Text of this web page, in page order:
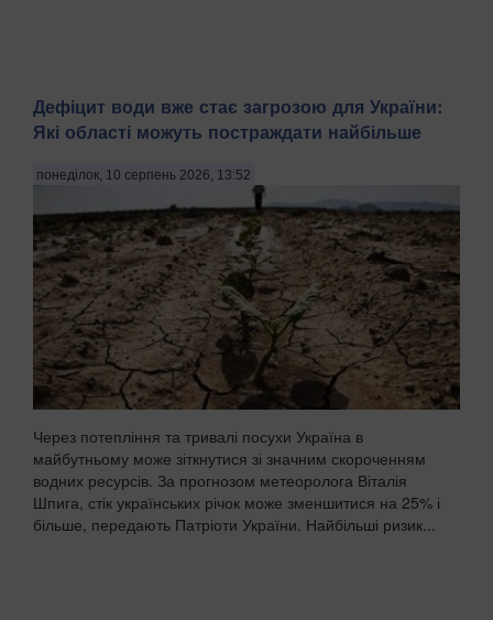
Дефіцит води вже стає загрозою для України:
Які області можуть постраждати найбільше
понеділок, 10 серпень 2026, 13:52
Через потепління та тривалі посухи Україна в
майбутньому може зіткнутися зі значним скороченням
водних ресурсів. За прогнозом метеоролога Віталія
Шпига, стік українських річок може зменшитися на 25% і
більше, передають Патріоти України. Найбільші ризик...